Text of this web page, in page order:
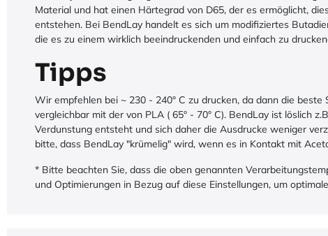
Material und hat einen Härtegrad von D65, der es ermöglicht,
entstehen. Bei BendLay handelt es sich um modifiziertes
die es zu einem wirklich beeindruckenden und einfach zu
Tipps
Wir empfehlen bei ~ 230 - 240° C zu drucken, da dann die
vergleichbar mit der von PLA ( 65° - 70° C). BendLay ist löslich
Verdunstung entsteht und sich daher die Ausdrucke weniger
bitte, dass BendLay "krümelig" wird, wenn es in Kontakt mit
* Bitte beachten Sie, dass die oben genannten
und Optimierungen in Bezug auf diese Einstellungen, um